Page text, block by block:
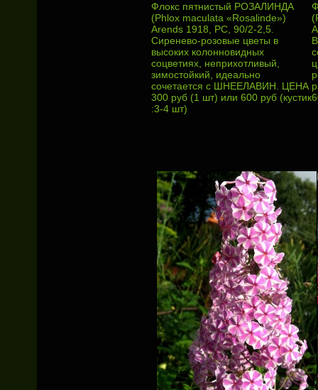
Флокс пятнистый РОЗАЛИНДА
(Phlox maculata «Rosalinde»)
Arends 1918, РС, 90/2-2,5.
Сиренево-розовые цветы в
высоких колонновидных
соцветиях, неприхотливый,
зимостойкий, идеально
сочетается с ШНЕЕЛАВИН. ЦЕНА
300 руб (1 шт) или 600 руб (кустик
:3-4 шт)